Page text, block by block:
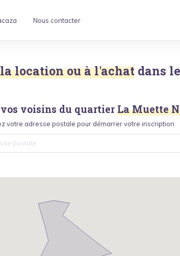
Nous contacter
location ou à l'achat dans
voisins du quartier La Muette
votre adresse postale pour démarrer votre inscription